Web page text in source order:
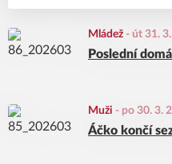
Mládež - út 31.
Poslední
Muži - po 30. 3.
Áčko končí